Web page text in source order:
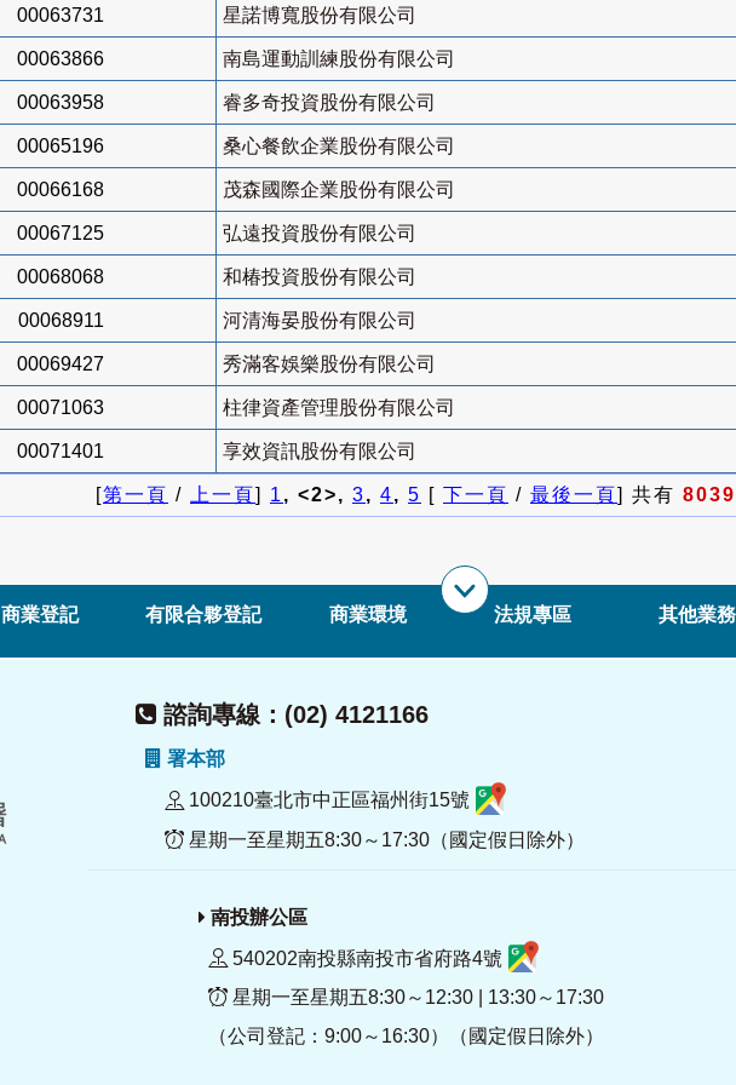
00063731 星諾博寬股份有限公司
00063866 南島運動訓練股份有限公司
00063958 睿多奇投資股份有限公司
00065196 桑心餐飲企業股份有限公司
00066168 茂森國際企業股份有限公司
00067125 弘遠投資股份有限公司
00068068 和椿投資股份有限公司
00068911 河清海晏股份有限公司
00069427 秀滿客娛樂股份有限公司
00071063 柱律資產管理股份有限公司
00071401 享效資訊股份有限公司
[第一頁 / 上一頁] 1, <2>, 3, 4, 5 [ 下一頁 / 最後一頁] 共有 8039
商業登記 有限合夥登記 商業環境 法規專區 其他業務
諮詢專線：(02) 4121166
署本部
100210臺北市中正區福州街15號
星期一至星期五8:30～17:30（國定假日除外）
南投辦公區
540202南投縣南投市省府路4號
星期一至星期五8:30～12:30 | 13:30～17:30
（公司登記：9:00～16:30）（國定假日除外）